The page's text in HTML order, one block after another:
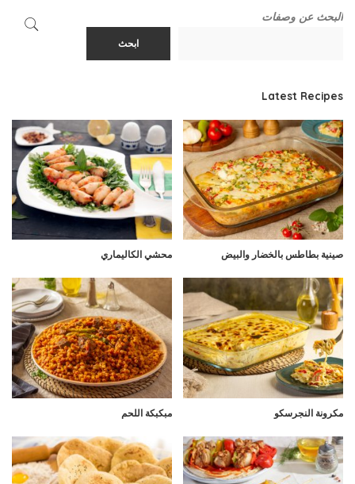
البحث عن وصفات
ابحث
Latest Recipes
صينية بطاطس بالخضار والبيض محشي الكاليماري
مكرونة النجرسكو مبكبكة اللحم